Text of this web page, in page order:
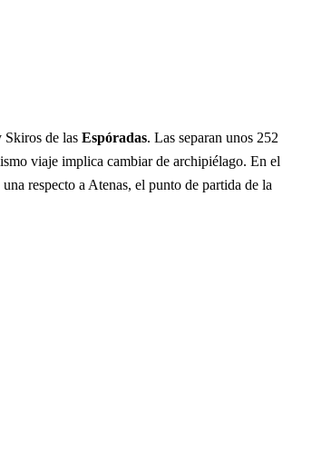
Skiros de lasEspóradas. Las separan unos 252
viaje implica cambiar de archipiélago. En el
respecto a Atenas, el punto de partida de la